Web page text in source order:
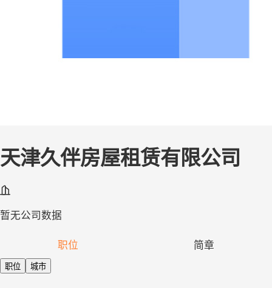
天津久伴房屋租赁有限公司
暂无公司数据
职位 简章
职位 城市